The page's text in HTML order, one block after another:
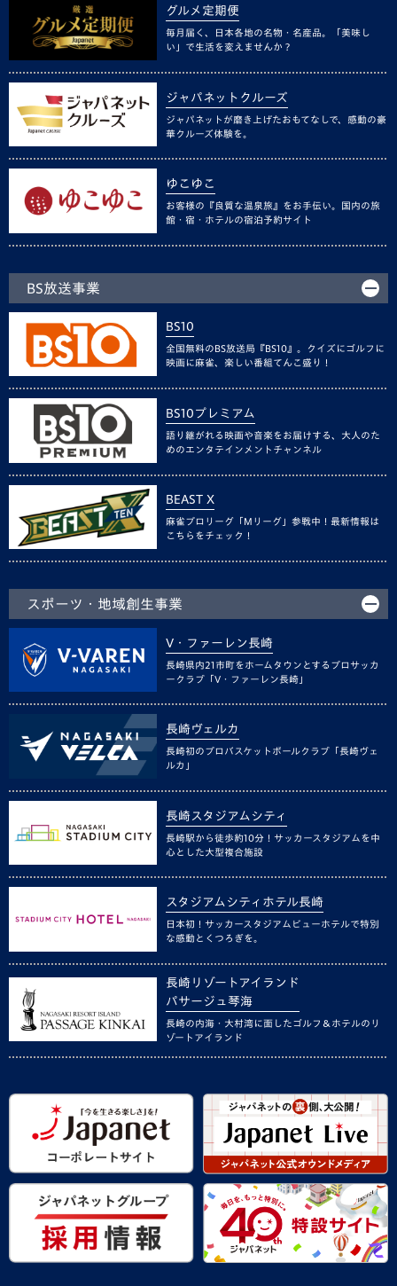
グルメ定期便
毎月届く、日本各地の名物・名産品。「美味し
い」で生活を変えませんか？
ジャパネットクルーズ
ジャパネットが磨き上げたおもてなしで、感動の豪
華クルーズ体験を。
ゆこゆこ
お客様の『良質な温泉旅』をお手伝い。国内の旅
館・宿・ホテルの宿泊予約サイト
BS放送事業
BS10
全国無料のBS放送局『BS10』。クイズにゴルフに
映画に麻雀、楽しい番組てんこ盛り！
BS10プレミアム
語り継がれる映画や音楽をお届けする、大人のた
めのエンタテインメントチャンネル
BEAST X
麻雀プロリーグ「Mリーグ」参戦中！最新情報は
こちらをチェック！
スポーツ・地域創生事業
V・ファーレン長崎
長崎県内21市町をホームタウンとするプロサッカ
ークラブ「V・ファーレン長崎」
長崎ヴェルカ
長崎初のプロバスケットボールクラブ「長崎ヴェ
ルカ」
長崎スタジアムシティ
長崎駅から徒歩約10分！サッカースタジアムを中
心とした大型複合施設
スタジアムシティホテル長崎
日本初！サッカースタジアムビューホテルで特別
な感動とくつろぎを。
長崎リゾートアイランド
パサージュ琴海
長崎の内海・大村湾に面したゴルフ＆ホテルのリ
ゾートアイランド